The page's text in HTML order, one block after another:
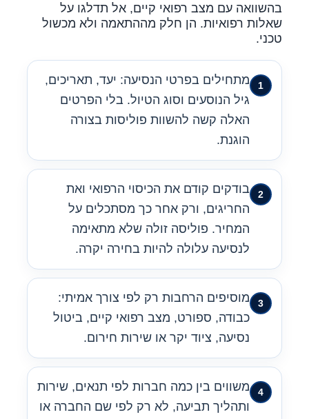
בהשוואה עם מצב רפואי קיים, אל תדלגו על
שאלות רפואיות. הן חלק מההתאמה ולא מכשול
טכני.
מתחילים בפרטי הנסיעה: יעד, תאריכים,
גיל הנוסעים וסוג הטיול. בלי הפרטים
האלה קשה להשוות פוליסות בצורה
הוגנת.
בודקים קודם את הכיסוי הרפואי ואת
החריגים, ורק אחר כך מסתכלים על
המחיר. פוליסה זולה שלא מתאימה
לנסיעה עלולה להיות בחירה יקרה.
מוסיפים הרחבות רק לפי צורך אמיתי:
כבודה, ספורט, מצב רפואי קיים, ביטול
נסיעה, ציוד יקר או שירות חירום.
משווים בין כמה חברות לפי תנאים, שירות
ותהליך תביעה, לא רק לפי שם החברה או